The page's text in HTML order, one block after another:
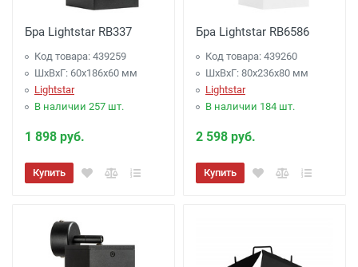
Бра Lightstar RB337
Код товара: 439259
ШхВхГ: 60x186x60 мм
Lightstar
В наличии 257 шт.
1 898 руб.
Купить
Бра Lightstar RB6586
Код товара: 439260
ШхВхГ: 80x236x80 мм
Lightstar
В наличии 184 шт.
2 598 руб.
Купить